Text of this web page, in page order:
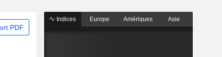
PDF
Indices Europe Amériques Asie